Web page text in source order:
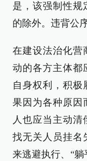
是，该强制性规
的除外。违背公
在建设法治化营
动的各方主体都
自身权利，积极
果因为各种原因
人也应当主动
找无关人员挂名
来逃避执行、“躺